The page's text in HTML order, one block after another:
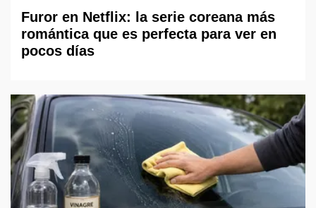
Furor en Netflix: la serie coreana más
romántica que es perfecta para ver en
pocos días